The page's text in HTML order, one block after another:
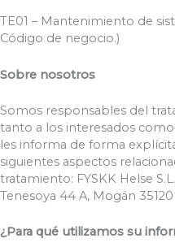
TE01 – Mantenimiento de
Código de negocio.)
Sobre nosotros
Somos responsables del
tanto a los interesados
les informa de forma
siguientes aspectos
tratamiento: FYSKK Helse
Tenesoya 44 A, Mogán
¿Para qué utilizamos su